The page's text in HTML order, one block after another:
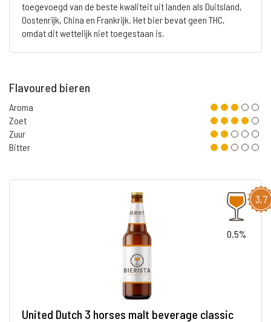
toegevoegd van de beste kwaliteit uit landen als Duitsland,
Oostenrijk, China en Frankrijk. Het bier bevat geen THC,
omdat dit wettelijk niet toegestaan is.
Flavoured bieren
Aroma
Zoet
Zuur
Bitter
3,7
0.5%
United Dutch 3 horses malt beverage classic